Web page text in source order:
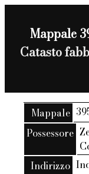
Mappale
Catasto
Mappale
Possessore
Indirizzo